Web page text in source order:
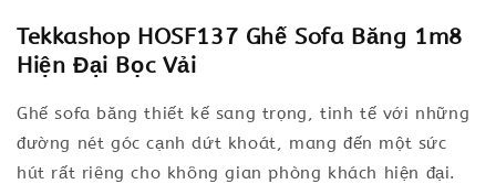
Tekkashop HOSF137 Ghế Sofa Băng 1m8
Hiện Đại Bọc Vải
Ghế sofa băng thiết kế sang trọng, tinh tế với những
đường nét góc cạnh dứt khoát, mang đến một sức
hút rất riêng cho không gian phòng khách hiện đại.